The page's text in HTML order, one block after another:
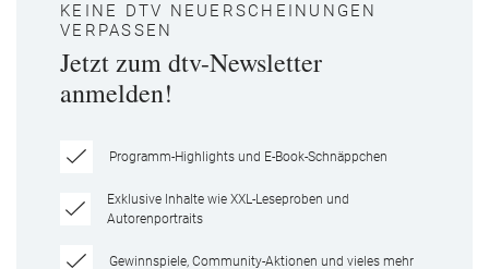
KEINE DTV NEUERSCHEINUNGEN
VERPASSEN
Jetzt zum dtv-Newsletter
anmelden!
Programm-Highlights und E-Book-Schnäppchen
Exklusive Inhalte wie XXL-Leseproben und
Autorenportraits
Gewinnspiele, Community-Aktionen und vieles mehr